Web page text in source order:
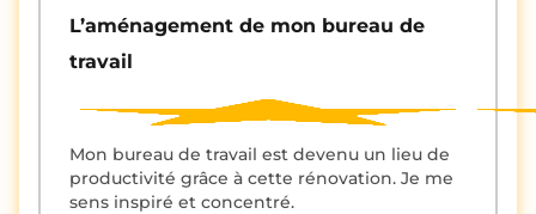
L’aménagement de mon bureau de
travail
Mon bureau de travail est devenu un lieu de
productivité grâce à cette rénovation. Je me
sens inspiré et concentré.